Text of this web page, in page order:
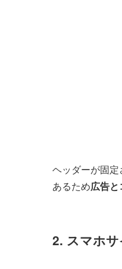
ヘッダーが固
あるため広告
2. スマホ